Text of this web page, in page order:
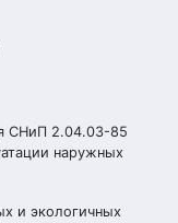
СНиП 2.04.03-85
наружных
и экологичных